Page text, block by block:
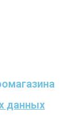
данных